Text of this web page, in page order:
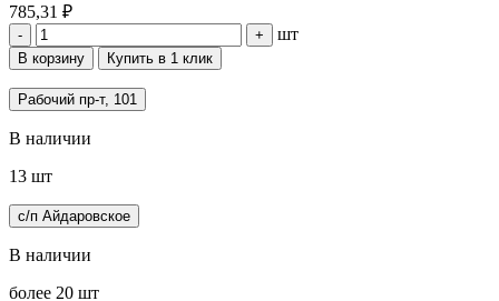
785,31 ₽
- + шт
В корзину Купить в 1 клик
Рабочий пр-т, 101
В наличии
13 шт
с/п Айдаровское
В наличии
более 20 шт